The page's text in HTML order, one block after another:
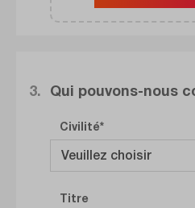
Qui pouvons-nous
3.
Civilité
Titre